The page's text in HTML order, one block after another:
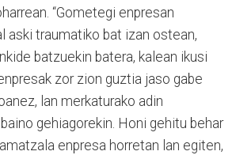
“Gometegi enpresan
aski traumatiko bat izan ostean,
batzuekin batera, kalean ikusi
zor zion guztia jaso gabe
lan merkaturako adin
gehiagorekin. Honi gehitu behar
enpresa horretan lan egiten,